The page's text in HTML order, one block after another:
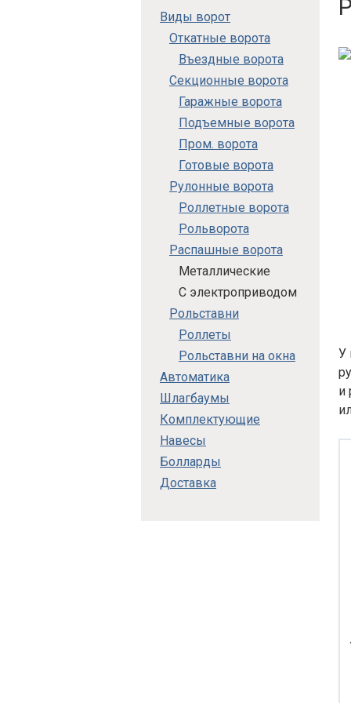
Виды ворот
Откатные ворота
Въездные ворота
Секционные ворота
Гаражные ворота
Подъемные ворота
Пром. ворота
Готовые ворота
Рулонные ворота
Роллетные ворота
Рольворота
Распашные ворота
Металлические
С электроприводом
Рольставни
Роллеты
Рольставни на окна
Автоматика
Шлагбаумы
Комплектующие
Навесы
Болларды
Доставка
У
и